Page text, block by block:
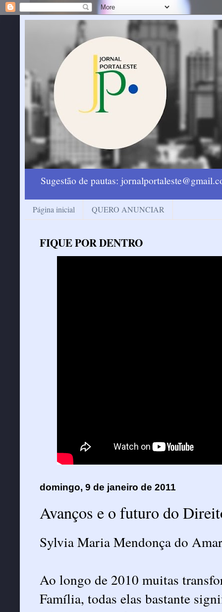
Sugestão de pautas:
Página inicial QUERO ANUNCIAR
FIQUE POR DENTRO
domingo, 9 de janeiro de 2011
Avanços e o futuro do
Sylvia Maria Mendonça do
Ao longo de 2010 muitas
Família, todas elas bastante